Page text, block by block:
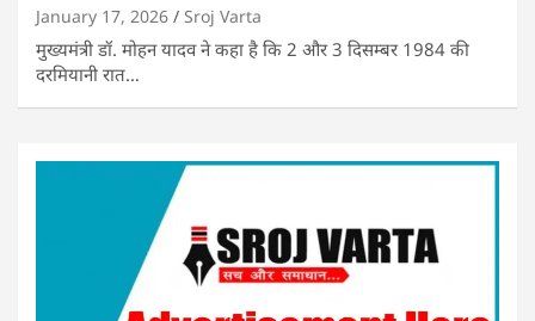
January 17, 2026 Sroj Varta
मुख्यमंत्री डॉ. मोहन यादव ने कहा है कि 2 और 3 दिसम्बर 1984 की
दरमियानी रात…